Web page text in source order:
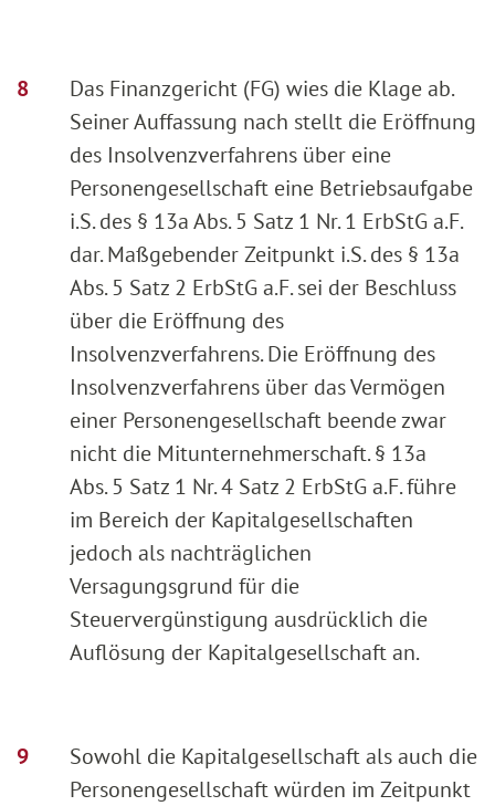
Das Finanzgericht (FG) wies die Klage ab.
Seiner Auffassung nach stellt die Eröffnung
des Insolvenzverfahrens über eine
Personengesellschaft eine Betriebsaufgabe
i.S. des § 13a Abs. 5 Satz 1 Nr. 1 ErbStG a.F.
dar. Maßgebender Zeitpunkt i.S. des § 13a
Abs. 5 Satz 2 ErbStG a.F. sei der Beschluss
über die Eröffnung des
Insolvenzverfahrens. Die Eröffnung des
Insolvenzverfahrens über das Vermögen
einer Personengesellschaft beende zwar
nicht die Mitunternehmerschaft. § 13a
Abs. 5 Satz 1 Nr. 4 Satz 2 ErbStG a.F. führe
im Bereich der Kapitalgesellschaften
jedoch als nachträglichen
Versagungsgrund für die
Steuervergünstigung ausdrücklich die
Auflösung der Kapitalgesellschaft an.
Sowohl die Kapitalgesellschaft als auch die
Personengesellschaft würden im Zeitpunkt